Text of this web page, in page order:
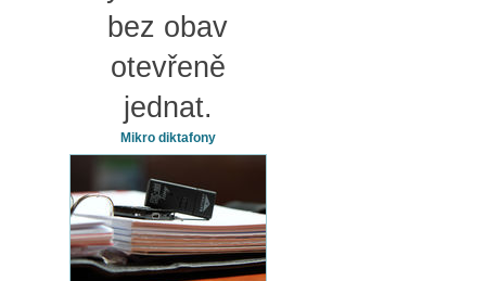
bez obav
otevřeně
jednat.
Mikro diktafony